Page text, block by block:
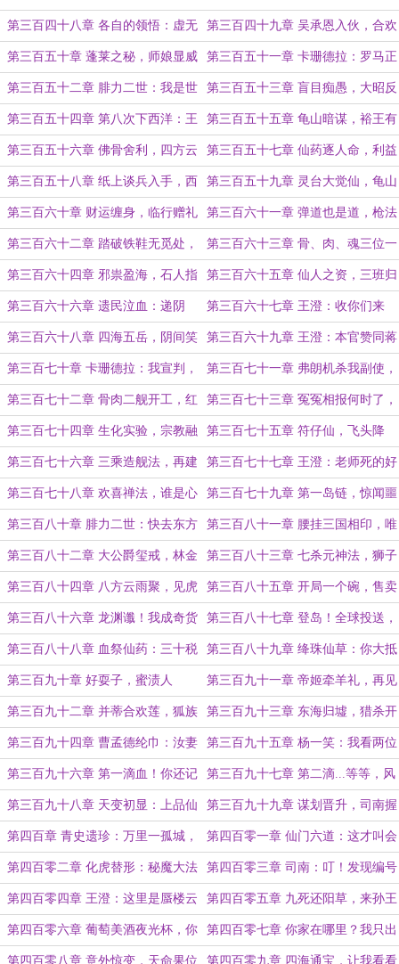
也不是个凡人 窍顿悟，丹法二祖
第三百四十八章 各自的领悟：虚无
丹法和阴阳丹法
第三百四十九章 吴承恩入伙，合欢
派开张
第三百五十章 蓬莱之秘，师娘显威 第三百五十一章 卡珊德拉：罗马正
统也可以在东海国
第三百五十二章 腓力二世：我是世
界之王，阿巴阿巴
第三百五十三章 盲目痴愚，大昭反
应
第三百五十四章 第八次下西洋：王
澄率队，钦差总兵
第三百五十五章 龟山暗谋，裕王有
请
第三百五十六章 佛骨舍利，四方云
动
第三百五十七章 仙药逐人命，利益
共同体
第三百五十八章 纸上谈兵入手，西
游释厄刊发
第三百五十九章 灵台大觉仙，龟山
景教徒（4400）
第三百六十章 财运缠身，临行赠礼 第三百六十一章 弹道也是道，枪法
也是法，银河也是河
第三百六十二章 踏破铁鞋无觅处，
得来全不费工夫
第三百六十三章 骨、肉、魂三位一
体（二合一）
第三百六十四章 邪祟盈海，石人指
路
第三百六十五章 仙人之资，三班归
宿
第三百六十六章 遗民泣血：递阴
状，烧王告（重要设定）
第三百六十七章 王澄：收你们来
了！
第三百六十八章 四海五岳，阴间笑
话
第三百六十九章 王澄：本官赞同蒋
副使的提议
第三百七十章 卡珊德拉：我宣判，
你有罪！
第三百七十一章 弗朗机杀我副使，
升血旗，杀无赦！
第三百七十二章 骨肉二舰开工，红
衣枢机降临
第三百七十三章 冤冤相报何时了，
斩草除根没烦恼
第三百七十四章 生化实验，宗教融
合
第三百七十五章 符仔仙，飞头降
（今天两章7000字）
第三百七十六章 三乘造舰法，再建
宣慰司
第三百七十七章 王澄：老师死的好
惨，书社要为他报仇啊！
第三百七十八章 欢喜禅法，谁是心
魔？
第三百七十九章 第一岛链，惊闻噩
耗
第三百八十章 腓力二世：快去东方
请梅迪纳塞利公爵出手！
第三百八十一章 腰挂三国相印，唯
我王大忽悠
第三百八十二章 大公爵玺戒，林金
莲托梦
第三百八十三章 七杀元神法，狮子
身中虫
第三百八十四章 八方云雨聚，见虎
须烧香
第三百八十五章 开局一个碗，售卖
屠龙术
第三百八十六章 龙渊谶！我成奇货
可居了？（4000）
第三百八十七章 登岛！全球投送，
飞龙骑脸（两章7000，求票）
第三百八十八章 血祭仙药：三十税
二十九！（4200求票）
第三百八十九章 绛珠仙草：你大抵
是倦了，连心肝也不舍得予我
第三百九十章 好耍子，蜜渍人
（4000求票）
第三百九十一章 帝姬牵羊礼，再见
还童仙
第三百九十二章 并蒂合欢莲，狐族
第一美
第三百九十三章 东海归墟，猎杀开
始（最后一天求票）
第三百九十四章 曹孟德纶巾：汝妻
子吾养之！
第三百九十五章 杨一笑：我看两位
大师也是风韵犹存啊！
第三百九十六章 第一滴血！你还记
得满剌加海峡边的沈雨亭吗？
第三百九十七章 第二滴...等等，风
紧扯呼！
第三百九十八章 天变初显：上品仙
药【巴虺坏药果】！
第三百九十九章 谋划晋升，司南握
斗（求票）
第四百章 青史遗珍：万里一孤城，
尽是白发兵
第四百零一章 仙门六道：这才叫会
吃啊！
第四百零二章 化虎替形：秘魔大法
的正确打开方式
第四百零三章 司南：叮！发现编号
外天工宝船（4000）！
第四百零四章 王澄：这里是蜃楼云
龙舰，欢迎回家
第四百零五章 九死还阳草，来孙王
富贵
第四百零六章 葡萄美酒夜光杯，你
和掩体一起飞
第四百零七章 你家在哪里？我只出
一舰！
第四百零八章 意外惊变，天命果位 第四百零九章 四海通宝，让我看看